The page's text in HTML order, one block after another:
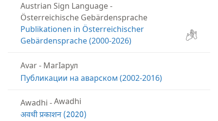
Austrian Sign Language-
Österreichische Gebärdensprache
Publikationen in Österreichischer
Gebärdensprache (2000-2026)
Avar- МагӀарул
Публикации на аварском (2002-2016)
Awadhi -Awadhi
अवधी प्रकाशन (2020)